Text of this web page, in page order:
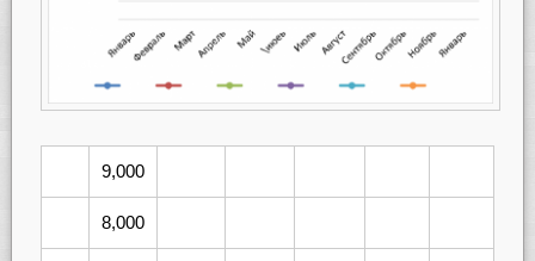
9,000
8,000